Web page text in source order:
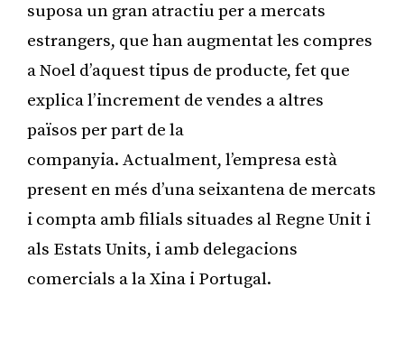
suposa un gran atractiu per a mercats
estrangers, que han augmentat les compres
a Noel d’aquest tipus de producte, fet que
explica l’increment de vendes a altres
països per part de la
companyia. Actualment, l’empresa està
present en més d’una seixantena de mercats
i compta amb filials situades al Regne Unit i
als Estats Units, i amb delegacions
comercials a la Xina i Portugal.